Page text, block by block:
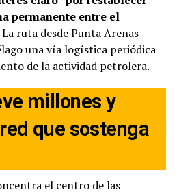
permanente entre el
ruta desde Punta Arenas
una vía logística periódica
de la actividad petrolera.
millones y
que sostenga
el centro de las